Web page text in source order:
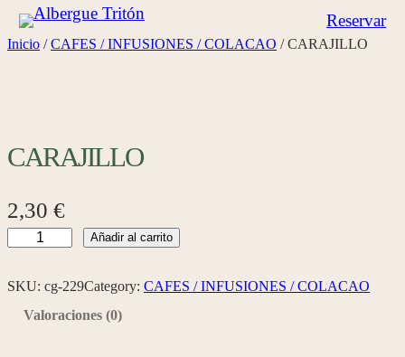
Saltar
al
Reservar
Inicio /CAFES / INFUSIONES / COLACAO / CARAJILLO
CARAJILLO
2,30 €
R
Añadir al carrito
SKU: cg-229Category: CAFES / INFUSIONES / COLACAO
Valoraciones (0)